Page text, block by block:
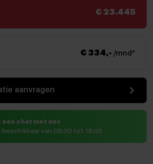
€ 334,- /mnd*
€ 23.445
aanvragen
een chat met ons
beschikbaar van 09:30 tot 18:00